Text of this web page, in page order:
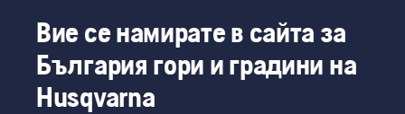
Вие се намирате в сайта за
България гори и градини на
Husqvarna